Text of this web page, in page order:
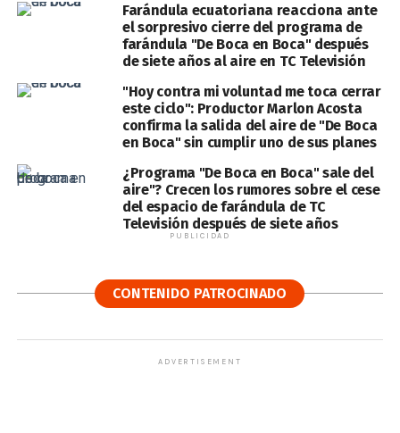
Farándula ecuatoriana reacciona ante
el sorpresivo cierre del programa de
farándula "De Boca en Boca" después
de siete años al aire en TC Televisión
"Hoy contra mi voluntad me toca cerrar
este ciclo": Productor Marlon Acosta
confirma la salida del aire de "De Boca
en Boca" sin cumplir uno de sus planes
¿Programa "De Boca en Boca" sale del
aire"? Crecen los rumores sobre el cese
del espacio de farándula de TC
Televisión después de siete años
PUBLICIDAD
CONTENIDO PATROCINADO
ADVERTISEMENT